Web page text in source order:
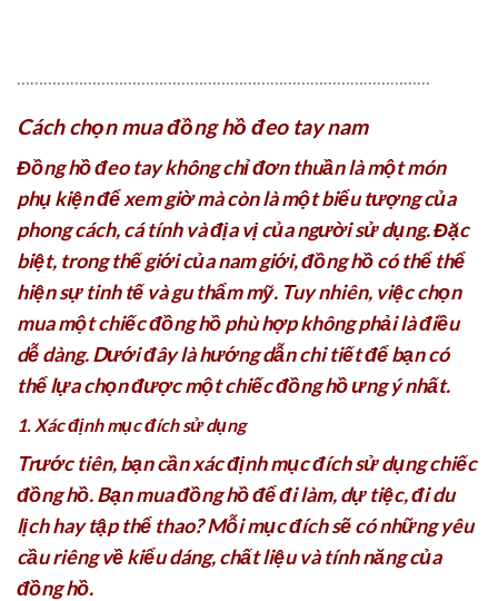
Cách chọn mua đồng hồ đeo tay nam
Đồng hồ đeo tay không chỉ đơn thuần là một món
phụ kiện để xem giờ mà còn là một biểu tượng của
phong cách, cá tính và địa vị của người sử dụng. Đặc
biệt, trong thế giới của nam giới, đồng hồ có thể thể
hiện sự tinh tế và gu thẩm mỹ. Tuy nhiên, việc chọn
mua một chiếc đồng hồ phù hợp không phải là điều
dễ dàng. Dưới đây là hướng dẫn chi tiết để bạn có
thể lựa chọn được một chiếc đồng hồ ưng ý nhất.
1. Xác định mục đích sử dụng
Trước tiên, bạn cần xác định mục đích sử dụng chiếc
đồng hồ. Bạn mua đồng hồ để đi làm, dự tiệc, đi du
lịch hay tập thể thao? Mỗi mục đích sẽ có những yêu
cầu riêng về kiểu dáng, chất liệu và tính năng của
đồng hồ.